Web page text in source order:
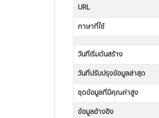
URL
ภาษาที่ใช้
วันที่เริ่มต้นสร้าง
วันที่ปรับปรุงข้อมูลล่าสุด
ชุดข้อมูลที่มีคุณค่าสูง
ข้อมูลอ้างอิง